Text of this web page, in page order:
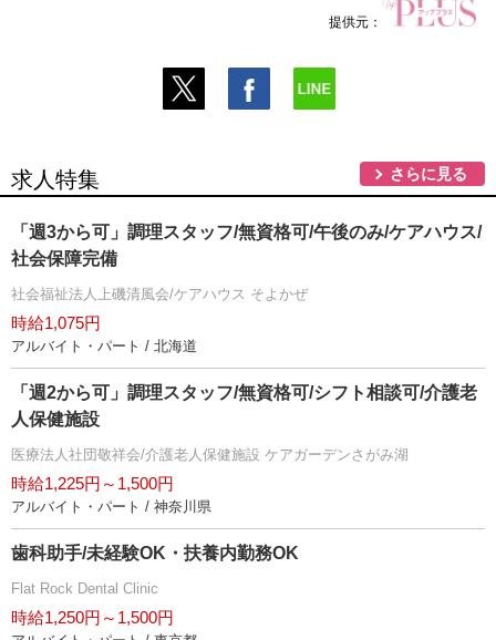
提供元：
求人特集 さらに見る
「週3から可」調理スタッフ/無資格可/午後のみ/ケアハウス/
社会保障完備
社会福祉法人上磯清風会/ケアハウス そよかぜ
時給1,075円
アルバイト・パート / 北海道
「週2から可」調理スタッフ/無資格可/シフト相談可/介護老
人保健施設
医療法人社団敬祥会/介護老人保健施設 ケアガーデンさがみ湖
時給1,225円～1,500円
アルバイト・パート / 神奈川県
歯科助手/未経験OK・扶養内勤務OK
Flat Rock Dental Clinic
時給1,250円～1,500円